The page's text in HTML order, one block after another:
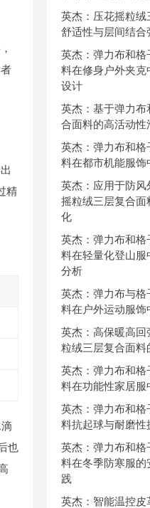
精
也
英杰：压花摇粒绒
舒适性与层间结
英杰：弹力布和
料在修身户外夹克
设计
英杰：基于弹力布
合面料的高活动
英杰：弹力布和
料在都市机能服
英杰：应用于防
摇粒绒三层复合
化
英杰：弹力布和
料在轻量化登山服
分析
英杰：弹力布与
料在户外运动服
英杰：高保暖高
粒绒三层复合面
英杰：弹力布和
料在功能性家居服
英杰：弹力布和
料抗起球与耐磨性
英杰：弹力布和
料在冬季防寒服
践
英杰：智能温控皮